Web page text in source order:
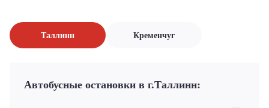
Таллинн Кременчуг
Автобусные остановки в г.Таллинн: